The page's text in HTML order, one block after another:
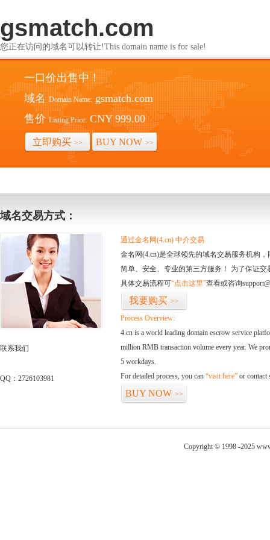
gsmatch.com
您正在访问的域名可以转让!This domain name is for sale!
一口价出售中！
域名 Domain Name: gsmatch.com
售价 Listing Price: CNY 999.00
立即购买 >> BUY NOW >>
域名交易方式：
联系我们
QQ：2726103981
通过金名网(4.cn) 中介交易
金名网(4.cn)是全球领先的域名交易服务机构
简单、安全、专业的第三方服务！ 为了保证
具体交易流程可“点击这里”查看或咨询
我要购买 >>
Process Overview:
4.cn is a world leading domain escrow service
million RMB transaction volume every year. We
5 workdays.
For detailed process, you can “visit here” or contact
BUY NOW >>
Copyright © 1998 -2025